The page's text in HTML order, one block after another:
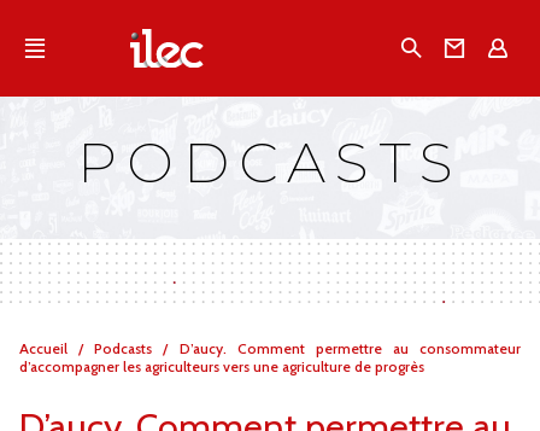
Qu'est-ce que l’Ilec
Campagnes multimarques
PODCASTS
Vous
êtes
Accueil/Podcasts/ D’aucy. Comment permettre au consommateur
d’accompagner les agriculteurs vers une agriculture de progrès